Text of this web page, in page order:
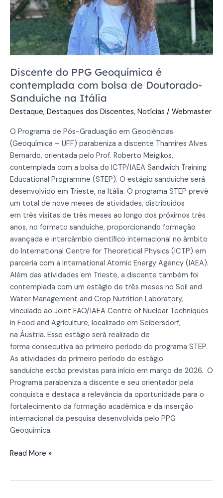
Discente do PPG Geoquímica é
contemplada com bolsa de Doutorado-
Sanduíche na Itália
Destaque, Destaques dos Discentes, Notícias / Webmaster
O Programa de Pós-Graduação em Geociências
(Geoquímica – UFF) parabeniza a discente Thamires Alves
Bernardo, orientada pelo Prof. Roberto Meigikos,
contemplada com a bolsa do ICTP/IAEA Sandwich Training
Educational Programme (STEP). O estágio sanduíche será
desenvolvido em Trieste, na Itália. O programa STEP prevê
um total de nove meses de atividades, distribuídos
em três visitas de três meses ao longo dos próximos três
anos, no formato sanduíche, proporcionando formação
avançada e intercâmbio científico internacional no âmbito
do International Centre for Theoretical Physics (ICTP) em
parceria com a International Atomic Energy Agency (IAEA).
Além das atividades em Trieste, a discente também foi
contemplada com um estágio de três meses no Soil and
Water Management and Crop Nutrition Laboratory,
vinculado ao Joint FAO/IAEA Centre of Nuclear Techniques
in Food and Agriculture, localizado em Seibersdorf,
na Áustria. Esse estágio será realizado de
forma consecutiva ao primeiro período do programa STEP.
As atividades do primeiro período do estágio
sanduíche estão previstas para início em março de 2026. O
Programa parabeniza a discente e seu orientador pela
conquista e destaca a relevância da oportunidade para o
fortalecimento da formação acadêmica e da inserção
internacional da pesquisa desenvolvida pelo PPG
Geoquímica.
de
Doutorado-
Sanduíche
na
Read More »